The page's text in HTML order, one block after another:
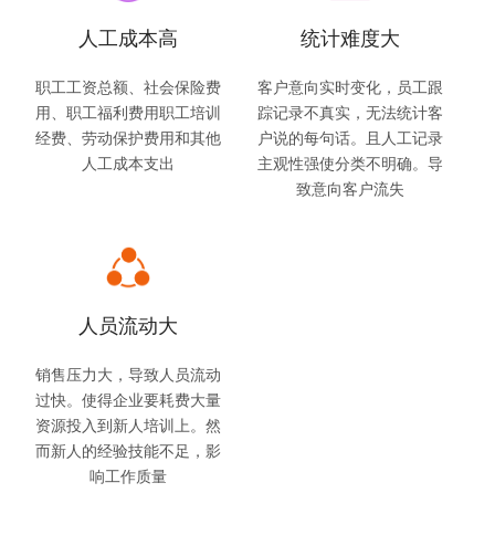
人工成本高
职工工资总额、社会保险费
用、职工福利费用职工培训
经费、劳动保护费用和其他
人工成本支出
统计难度大
客户意向实时变化，员工跟
踪记录不真实，无法统计客
户说的每句话。且人工记录
主观性强使分类不明确。导
致意向客户流失
人员流动大
销售压力大，导致人员流动
过快。使得企业要耗费大量
资源投入到新人培训上。然
而新人的经验技能不足，影
响工作质量